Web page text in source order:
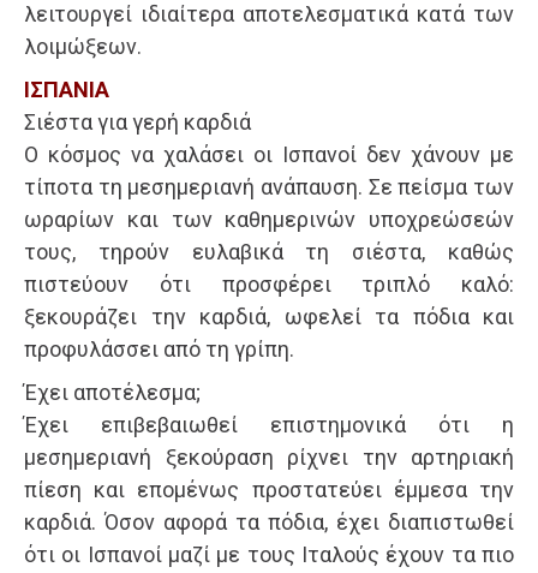
λειτουργεί ιδιαίτερα αποτελεσματικά κατά των
λοιμώξεων.
ΙΣΠΑΝΙΑ
Σιέστα για γερή καρδιά
Ο κόσμος να χαλάσει οι Ισπανοί δεν χάνουν με
τίποτα τη μεσημεριανή ανάπαυση. Σε πείσμα των
ωραρίων και των καθημερινών υποχρεώσεών
τους, τηρούν ευλαβικά τη σιέστα, καθώς
πιστεύουν ότι προσφέρει τριπλό καλό:
ξεκουράζει την καρδιά, ωφελεί τα πόδια και
προφυλάσσει από τη γρίπη.
Έχει αποτέλεσμα;
Έχει επιβεβαιωθεί επιστημονικά ότι η
μεσημεριανή ξεκούραση ρίχνει την αρτηριακή
πίεση και επομένως προστατεύει έμμεσα την
καρδιά. Όσον αφορά τα πόδια, έχει διαπιστωθεί
ότι οι Ισπανοί μαζί με τους Ιταλούς έχουν τα πιο